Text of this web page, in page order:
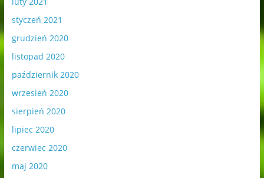
styczeń 2021
grudzień 2020
listopad 2020
październik 2020
wrzesień 2020
sierpień 2020
lipiec 2020
czerwiec 2020
maj 2020